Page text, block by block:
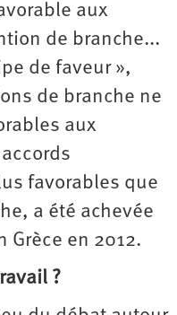
aux
de branche...
de faveur »,
de branche ne
aux
favorables que
a été achevée
Grèce en 2012.
?